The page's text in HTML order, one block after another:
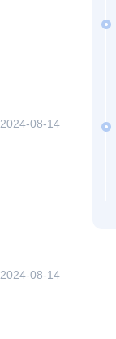
2024-08-14
2024-08-14